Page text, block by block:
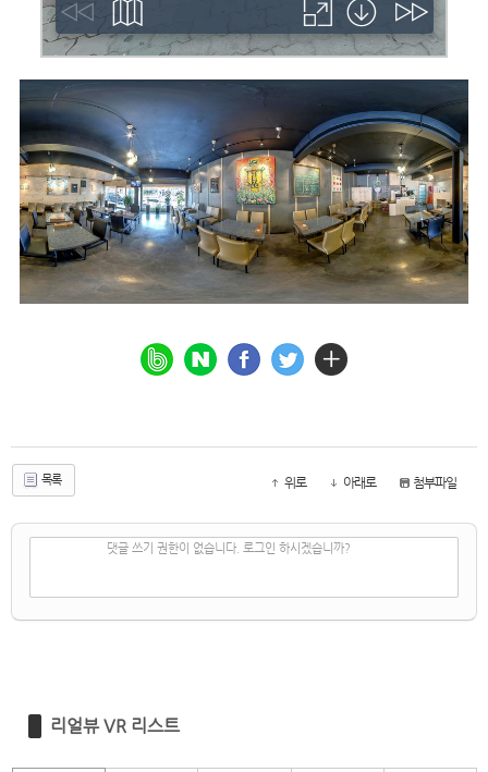
목록 위로 아래로 첨부파일
댓글 쓰기 권한이 없습니다. 로그인 하시겠습니까?
리얼뷰 VR 리스트